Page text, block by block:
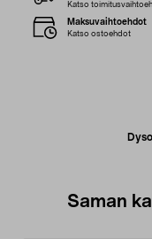
Katso
Maksuvaihtoehdot
Katso ostoehdot
Saman